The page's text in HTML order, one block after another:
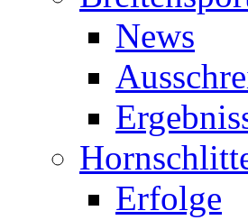
News
Erfolge